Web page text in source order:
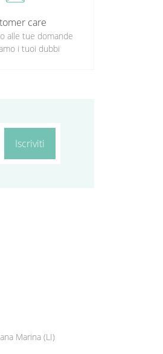
care
alle tue domande
i tuoi dubbi
Iscriviti
Marina (LI)